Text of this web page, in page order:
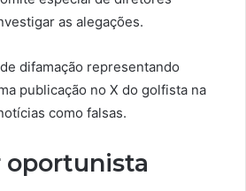
as alegações.
difamação representando
publicação no X do golfista na
como falsas.
oportunista